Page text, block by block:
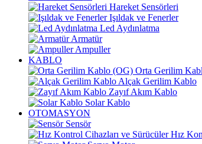
Hareket Sensörleri
Işıldak ve Fenerler
Led Aydınlatma
Armatür
Ampuller
KABLO
Orta Gerilim
Alçak Gerilim Kablo
Zayıf Akım Kablo
Solar Kablo
OTOMASYON
Sensör
Hız